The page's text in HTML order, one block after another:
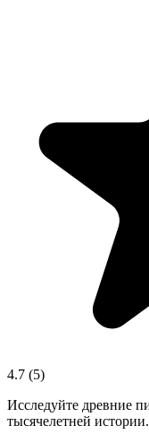
4.7 (5)
Исследуйте древние
тысячелетней истории.